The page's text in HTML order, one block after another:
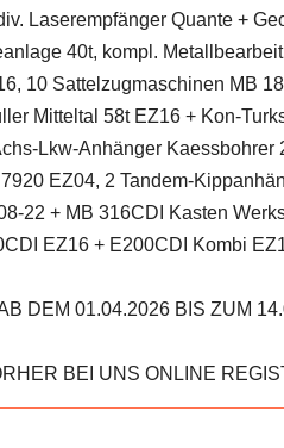
Laserempfänger Quante +
40t, kompl.
10 Sattelzugmaschinen MB
Mitteltal 58t EZ16 + Kon-
Lkw-Anhänger Kaessbohrer
EZ04, 2 Tandem-
22 + MB 316CDI Kasten
EZ16 + E200CDI Kombi
DEM 01.04.2026 BIS ZUM
BEI UNS ONLINE